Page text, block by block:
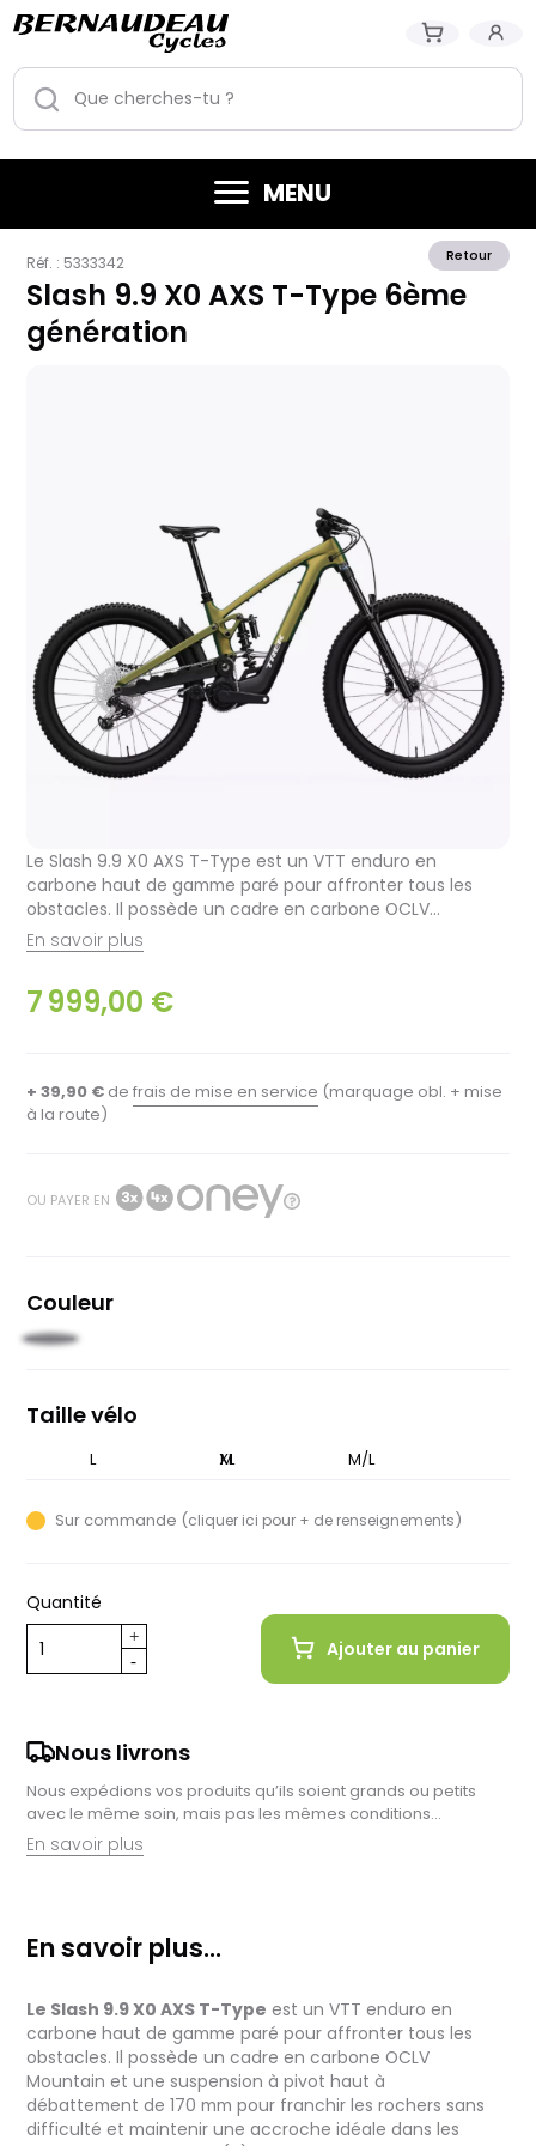
MENU
Retour
Réf. : 5333342
Slash 9.9 X0 AXS T-Type 6ème
génération
Le Slash 9.9 X0 AXS T-Type est un VTT enduro en
carbone haut de gamme paré pour affronter tous les
obstacles. Il possède un cadre en carbone OCLV...
En savoir plus
7 999,00 €
+ 39,90 €de frais de mise en service (marquage obl. + mise
à la route)
OU PAYER EN
Couleur
Olive
Taille vélo
S M M/L
L XL
Sur commande (cliquer ici pour + de renseignements)
Quantité
Ajouter au panier
Nous livrons
Nous expédions vos produits qu’ils soient grands ou petits
avec le même soin, mais pas les mêmes conditions…
En savoir plus
achats à domicile, mais il est encore plus gratifiant de vous
accueillir en magasin. Commandez en ligne et récupérez vos
Pensez à préciser le lieu de retrait lors de votre commande,
et nous vous informerons dès que vos articles seront prêts à
être récupérés.
Livraison de vélos complets :
Après des réglages minutieux effectués par nos techniciens,
votre vélo est soigneusement emballé dans un carton conçu
En savoir plus...
Le Slash 9.9 X0 AXS T-Type est un VTT enduro en
carbone haut de gamme paré pour affronter tous les
obstacles. Il possède un cadre en carbone OCLV
Mountain et une suspension à pivot haut à
débattement de 170 mm pour franchir les rochers sans
difficulté et maintenir une accroche idéale dans les